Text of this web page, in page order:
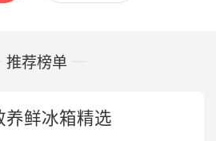
推荐榜单
养鲜冰箱精选